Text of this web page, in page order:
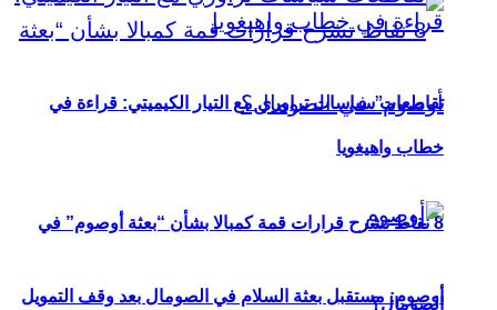
8 نقاط تشرح قرارات قمة كمبالا بشأن “بعثة أوصوم” في
الصومال؟
تقاطعات سياسات تراوري مع التيار الكيميتي: قراءة في
خطاب واهيغويا
أوصوم: مستقبل بعثة السلام في الصومال بعد وقف التمويل